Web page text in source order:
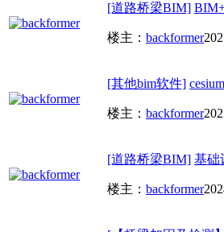
[道路桥梁BIM]
楼主： backformer
[其他bim软件]
楼主： backformer
[道路桥梁BIM] 基础
楼主： backformer